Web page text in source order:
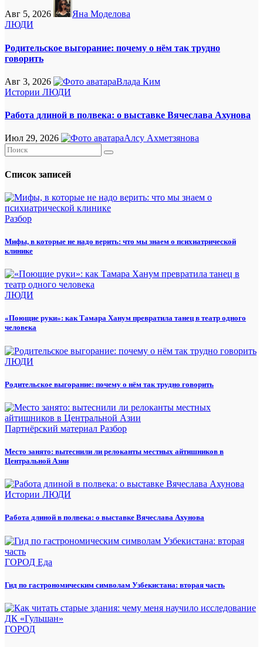
Авг 5, 2026
Яна Моделова
ЛЮДИ
Родительское выгорание: почему о нём так трудно
говорить
Авг 3, 2026
Влада Ким
Истории ЛЮДИ
Работа длиной в полвека: о выставке Вячеслава Ахунова
Июл 29, 2026 Алсу Ахметзянова
Список записей
Разбор
Мифы, в которые не надо верить: что мы знаем о психиатрической
клинике
ЛЮДИ
«Поющие руки»: как Тамара Ханум превратила танец в театр одного
человека
ЛЮДИ
Родительское выгорание: почему о нём так трудно говорить
Партнёрский материал Разбор
Место занято: вытеснили ли релоканты местных айтишников в
Центральной Азии
Истории ЛЮДИ
Работа длиной в полвека: о выставке Вячеслава Ахунова
ГОРОД Еда
Гид по гастрономическим символам Узбекистана: вторая часть
ГОРОД